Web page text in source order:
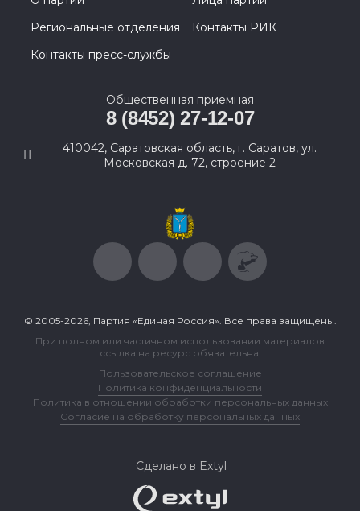
Региональные отделения
Контакты РИК
Контакты пресс-службы
Общественная приемная
8 (8452) 27-12-07
410042, Саратовская область, г. Саратов, ул.
Московская д. 72, строение 2
© 2005-2026, Партия «Единая Россия». Все права защищены.
При полном или частичном использовании материалов
ссылка на ресурс обязательна.
Пользовательское соглашение
Политика конфиденциальности
Политика в отношении обработки персональных данных
Согласие на обработку персональных данных
Сделано в Extyl